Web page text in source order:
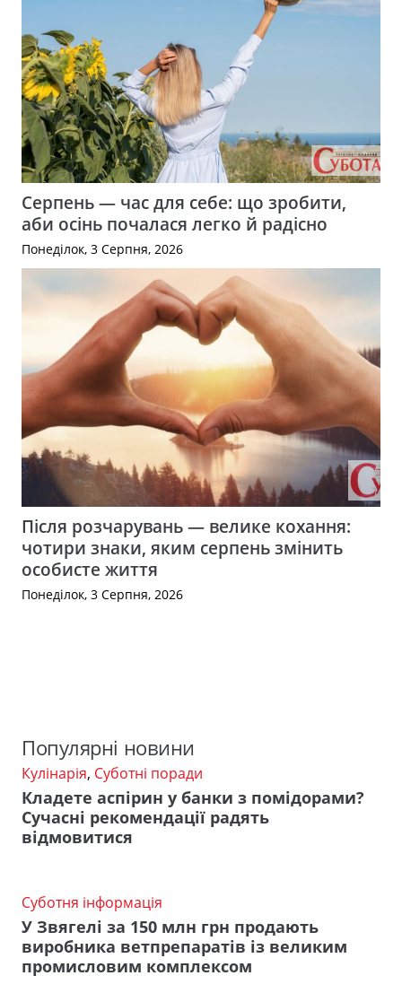
Серпень — час для себе: що зробити,
аби осінь почалася легко й радісно
Понеділок, 3 Серпня, 2026
Після розчарувань — велике кохання:
чотири знаки, яким серпень змінить
особисте життя
Понеділок, 3 Серпня, 2026
Популярні новини
Кулінарія, Суботні поради
Кладете аспірин у банки з помідорами?
Сучасні рекомендації радять
відмовитися
Суботня інформація
У Звягелі за 150 млн грн продають
виробника ветпрепаратів із великим
промисловим комплексом